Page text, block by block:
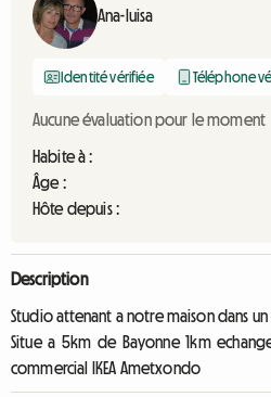
Ana-luisa
Identité vérifiée Téléphone
Aucune évaluation pour le moment
Habite à :
Âge :
Hôte depuis :
Description
Studio attenant a notre maison dans
Situe a 5km de Bayonne 1km
commercial IKEA Ametxondo